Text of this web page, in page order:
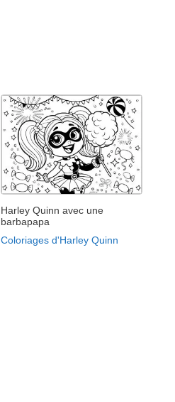
Harley Quinn avec une
barbapapa
Coloriages d'Harley Quinn